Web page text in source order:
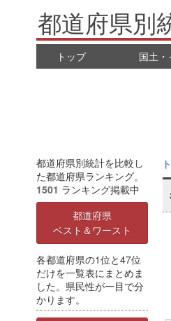
都道府県別
トップ 国土・
都道府県別統計を比較し
た都道府県ランキング。
1501 ランキング掲載中
都道府県
ベスト＆ワースト
各都道府県の1位と47位
だけを一覧表にまとめま
した。県民性が一目で分
かります。